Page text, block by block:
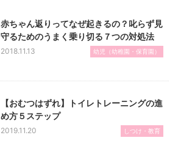
赤ちゃん返りってなぜ起きるの？叱らず見
守るためのうまく乗り切る７つの対処法
2018.11.13 幼児（幼稚園・保育園）
【おむつはずれ】トイレトレーニングの進
め方５ステップ
2019.11.20 しつけ・教育